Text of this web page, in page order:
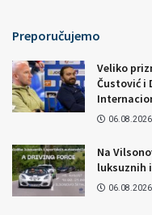
Preporučujemo
Veliko
Čustović i
06.08.2026.
Na
luksuznih
06.08.2026.